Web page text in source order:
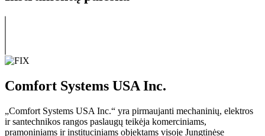
Comfort Systems USA Inc.
„Comfort Systems USA Inc.“ yra pirmaujanti mechaninių, elektros
ir santechnikos rangos paslaugų teikėja komerciniams,
pramoniniams ir instituciniams objektams visoje Jungtinėse